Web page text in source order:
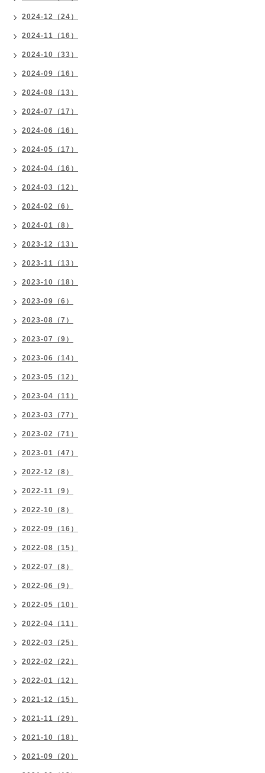
2024-12（24）
2024-11（16）
2024-10（33）
2024-09（16）
2024-08（13）
2024-07（17）
2024-06（16）
2024-05（17）
2024-04（16）
2024-03（12）
2024-02（6）
2024-01（8）
2023-12（13）
2023-11（13）
2023-10（18）
2023-09（6）
2023-08（7）
2023-07（9）
2023-06（14）
2023-05（12）
2023-04（11）
2023-03（77）
2023-02（71）
2023-01（47）
2022-12（8）
2022-11（9）
2022-10（8）
2022-09（16）
2022-08（15）
2022-07（8）
2022-06（9）
2022-05（10）
2022-04（11）
2022-03（25）
2022-02（22）
2022-01（12）
2021-12（15）
2021-11（29）
2021-10（18）
2021-09（20）